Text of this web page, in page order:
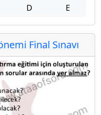
D E
Final Sınavı